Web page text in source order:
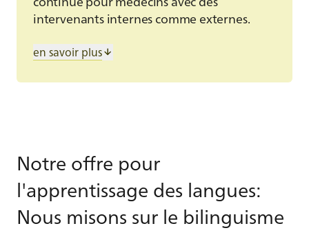
intervenants internes comme externes.
Les exposés de la clinique de médecine
13 h 00 à l’aula du CHB. Toutes les
Contact:
secrétariat de la clinique de
médecine, tél. 032 324 34 70 ou
corinne.giovanetti(at)szb-chb.ch
en savoir plus
Notre offre pour
l'apprentissage des langues:
Nous misons sur le bilinguisme